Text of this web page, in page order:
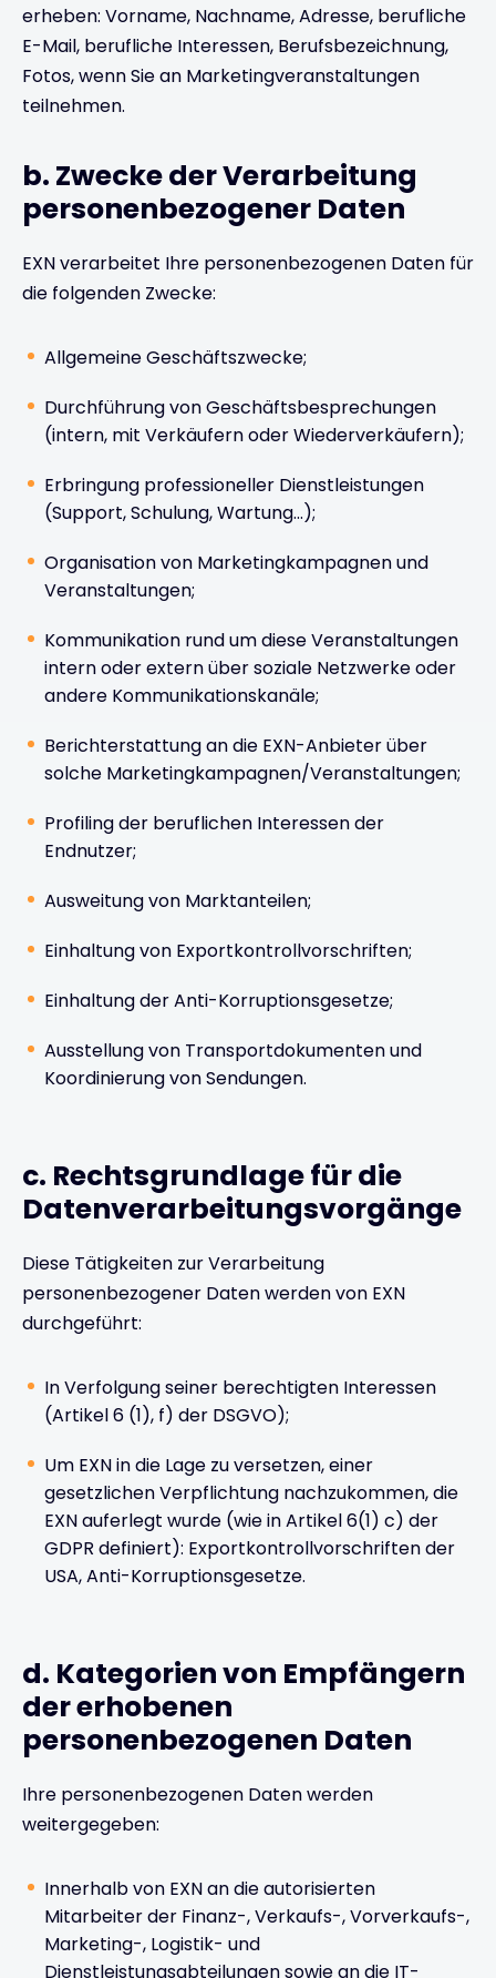
erheben: Vorname, Nachname, Adresse, berufliche
E-Mail, berufliche Interessen, Berufsbezeichnung,
Fotos, wenn Sie an Marketingveranstaltungen
teilnehmen.
b. Zwecke der Verarbeitung
personenbezogener Daten
EXN verarbeitet Ihre personenbezogenen Daten für
die folgenden Zwecke:
Allgemeine Geschäftszwecke;
Durchführung von Geschäftsbesprechungen
(intern, mit Verkäufern oder Wiederverkäufern);
Erbringung professioneller Dienstleistungen
(Support, Schulung, Wartung...);
Organisation von Marketingkampagnen und
Veranstaltungen;
Kommunikation rund um diese Veranstaltungen
intern oder extern über soziale Netzwerke oder
andere Kommunikationskanäle;
Berichterstattung an die EXN-Anbieter über
solche Marketingkampagnen/Veranstaltungen;
Profiling der beruflichen Interessen der
Endnutzer;
Ausweitung von Marktanteilen;
Einhaltung von Exportkontrollvorschriften;
Einhaltung der Anti-Korruptionsgesetze;
Ausstellung von Transportdokumenten und
Koordinierung von Sendungen.
c. Rechtsgrundlage für die
Datenverarbeitungsvorgänge
Diese Tätigkeiten zur Verarbeitung
personenbezogener Daten werden von EXN
durchgeführt:
In Verfolgung seiner berechtigten Interessen
(Artikel 6 (1), f) der DSGVO);
Um EXN in die Lage zu versetzen, einer
gesetzlichen Verpflichtung nachzukommen, die
EXN auferlegt wurde (wie in Artikel 6(1) c) der
GDPR definiert): Exportkontrollvorschriften der
USA, Anti-Korruptionsgesetze.
d. Kategorien von Empfängern
der erhobenen
personenbezogenen Daten
Ihre personenbezogenen Daten werden
weitergegeben:
Innerhalb von EXN an die autorisierten
Mitarbeiter der Finanz-, Verkaufs-, Vorverkaufs-,
Marketing-, Logistik- und
Dienstleistungsabteilungen sowie an die IT-